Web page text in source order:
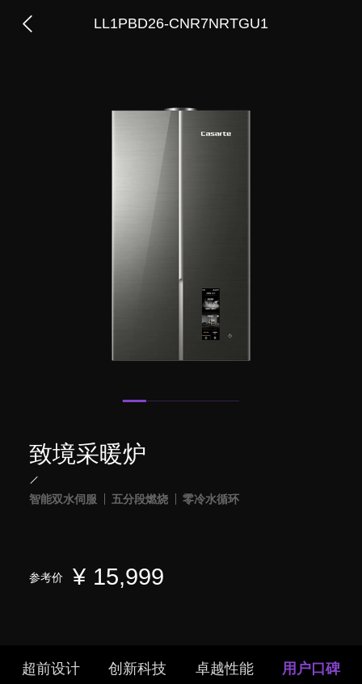
LL1PBD26-CNR7NRTGU1
致境采暖炉
智能双水伺服 五分段燃烧 零冷水循环
参考价 ¥ 15,999
超前设计 创新科技 卓越性能 用户口碑